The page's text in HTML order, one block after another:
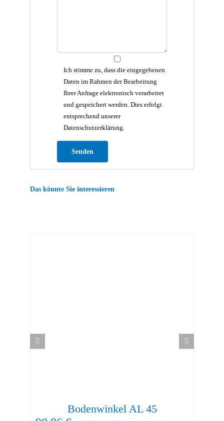
Ich stimme zu, dass die eingegebenen
Daten im Rahmen der Bearbeitung
Ihrer Anfrage elektronisch verarbeitet
und gespeichert werden. Dies erfolgt
entsprechend unserer
Datenschutzerklärung.
Das könnte Sie interessieren
Bodenwinkel AL 45